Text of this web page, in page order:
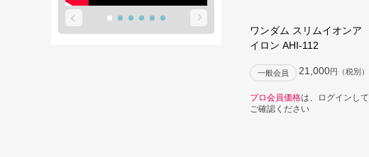
ワンダム スリムイオンア
イロン AHI-112
一般会員 21,000円（税別）
プロ会員価格は、ログインして
ご確認ください